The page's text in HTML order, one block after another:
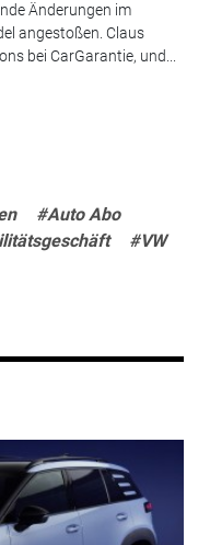
Änderungen im
angestoßen. Claus
bei CarGarantie, und...
#Auto Abo
#VW